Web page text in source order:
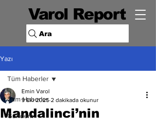
Varol Report
Ara
Yazı
Tüm Haberler
Gündem
Tüm Haberler
Mandalinci’nin
Emin Varol
9 Eki 2025 2 dakikada okunur